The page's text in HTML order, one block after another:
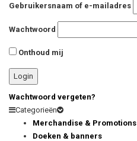
Gebruikersnaam of e-mailadres
Wachtwoord
Onthoud mij
Wachtwoord vergeten?
Categorieën
Merchandise & Promotions
Doeken & banners